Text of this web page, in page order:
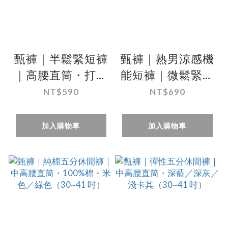
甄褲｜半鬆緊短褲
｜高腰直筒・打摺
設計・彈性褲頭舒
NT$590
加入購物車
甄褲｜熟男涼感機
能短褲｜微鬆緊直
筒五分褲（29–44
NT$690
加入購物車